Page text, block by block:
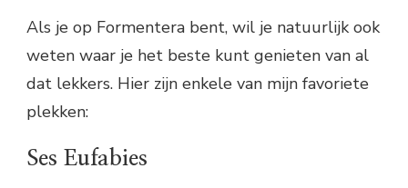
Als je op Formentera bent, wil je natuurlijk ook
weten waar je het beste kunt genieten van al
dat lekkers. Hier zijn enkele van mijn favoriete
plekken:
Ses Eufabies